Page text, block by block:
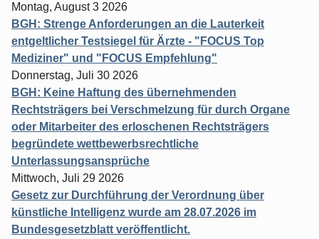
Montag, August 3 2026
BGH: Strenge Anforderungen an die Lauterkeit
entgeltlicher Testsiegel für Ärzte - "FOCUS Top
Mediziner" und "FOCUS Empfehlung"
Donnerstag, Juli 30 2026
BGH: Keine Haftung des übernehmenden
Rechtsträgers bei Verschmelzung für durch Organe
oder Mitarbeiter des erloschenen Rechtsträgers
begründete wettbewerbsrechtliche
Unterlassungsansprüche
Mittwoch, Juli 29 2026
Gesetz zur Durchführung der Verordnung über
künstliche Intelligenz wurde am 28.07.2026 im
Bundesgesetzblatt veröffentlicht.